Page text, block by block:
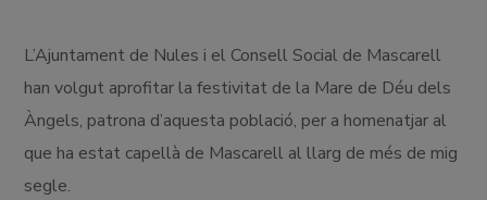
L’Ajuntament de Nules i el Consell Social de Mascarell
han volgut aprofitar la festivitat de la Mare de Déu dels
Àngels, patrona d’aquesta població, per a homenatjar al
que ha estat capellà de Mascarell al llarg de més de mig
segle.